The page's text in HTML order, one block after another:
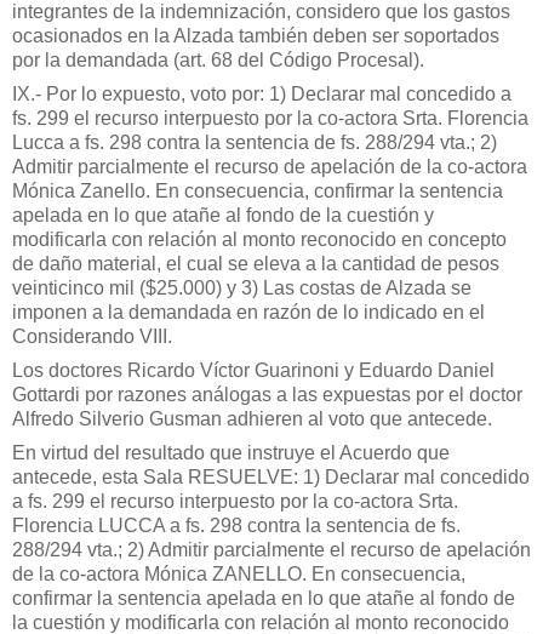
integrantes de la indemnización, considero que los gastos
ocasionados en la Alzada también deben ser soportados
por la demandada (art. 68 del Código Procesal).
IX.- Por lo expuesto, voto por: 1) Declarar mal concedido a
fs. 299 el recurso interpuesto por la co-actora Srta. Florencia
Lucca a fs. 298 contra la sentencia de fs. 288/294 vta.; 2)
Admitir parcialmente el recurso de apelación de la co-actora
Mónica Zanello. En consecuencia, confirmar la sentencia
apelada en lo que atañe al fondo de la cuestión y
modificarla con relación al monto reconocido en concepto
de daño material, el cual se eleva a la cantidad de pesos
veinticinco mil ($25.000) y 3) Las costas de Alzada se
imponen a la demandada en razón de lo indicado en el
Considerando VIII.
Los doctores Ricardo Víctor Guarinoni y Eduardo Daniel
Gottardi por razones análogas a las expuestas por el doctor
Alfredo Silverio Gusman adhieren al voto que antecede.
En virtud del resultado que instruye el Acuerdo que
antecede, esta Sala RESUELVE: 1) Declarar mal concedido
a fs. 299 el recurso interpuesto por la co-actora Srta.
Florencia LUCCA a fs. 298 contra la sentencia de fs.
288/294 vta.; 2) Admitir parcialmente el recurso de apelación
de la co-actora Mónica ZANELLO. En consecuencia,
confirmar la sentencia apelada en lo que atañe al fondo de
la cuestión y modificarla con relación al monto reconocido